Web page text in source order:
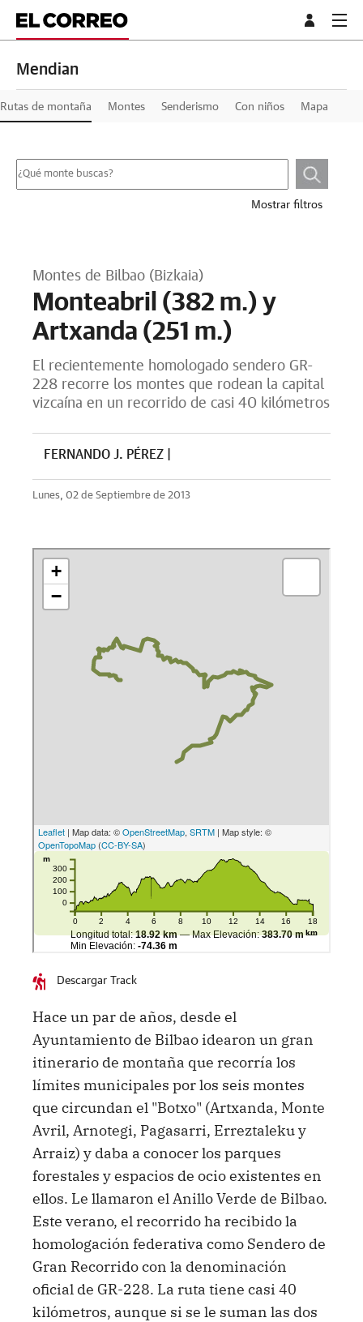
Mendian
Rutas de montaña Montes Senderismo Con niños Mapa
Mostrar filtros
Montes de Bilbao (Bizkaia)
Monteabril (382 m.) y
Artxanda (251 m.)
El recientemente homologado sendero GR-
228 recorre los montes que rodean la capital
vizcaína en un recorrido de casi 40 kilómetros
FERNANDO J. PÉREZ |
Lunes, 02 de Septiembre de 2013
Descargar Track
Hace un par de años, desde el
Ayuntamiento de Bilbao idearon un gran
itinerario de montaña que recorría los
límites municipales por los seis montes
que circundan el "Botxo" (Artxanda, Monte
Avril, Arnotegi, Pagasarri, Erreztaleku y
Arraiz) y daba a conocer los parques
forestales y espacios de ocio existentes en
ellos. Le llamaron el Anillo Verde de Bilbao.
Este verano, el recorrido ha recibido la
homologación federativa como Sendero de
Gran Recorrido con la denominación
oficial de GR-228. La ruta tiene casi 40
kilómetros, aunque si se le suman las dos